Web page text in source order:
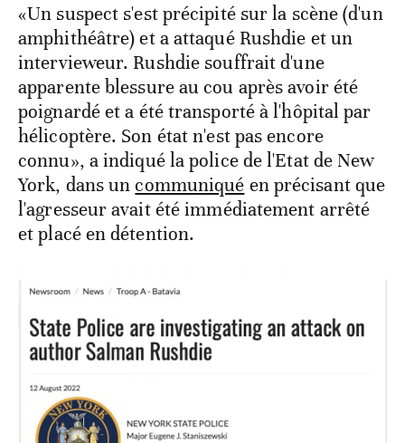
«Un suspect s'est précipité sur la scène (d'un
amphithéâtre) et a attaqué Rushdie et un
intervieweur. Rushdie souffrait d'une
apparente blessure au cou après avoir été
poignardé et a été transporté à l'hôpital par
hélicoptère. Son état n'est pas encore
connu», a indiqué la police de l'Etat de New
York, dans uncommuniqué en précisant que
l'agresseur avait été immédiatement arrêté
et placé en détention.